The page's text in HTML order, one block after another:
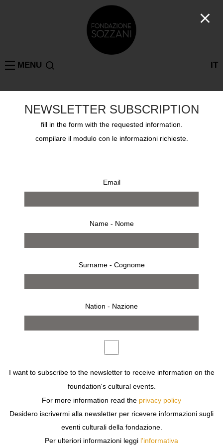
IT
MENU
KRIS RUHS
MILAN,PARIS : 59 results
from 30 november 1994 to 31 december 1994
KRIS RUHS
PAPER ON PAPER
NEWSLETTER SUBSCRIPTION
fill in the form with the requested information.
compilare il modulo con le informazioni richieste.
Email
Name - Nome
Surname - Cognome
Nation - Nazione
I want to subscribe to the newsletter to receive information on the
foundation's cultural events.
For more information read the privacy policy
Desidero iscrivermi alla newsletter per ricevere informazioni sugli
eventi culturali della fondazione.
Per ulteriori informazioni leggi l'informativa